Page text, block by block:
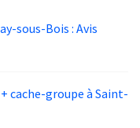
sous-Bois : Avis
groupe à Saint-